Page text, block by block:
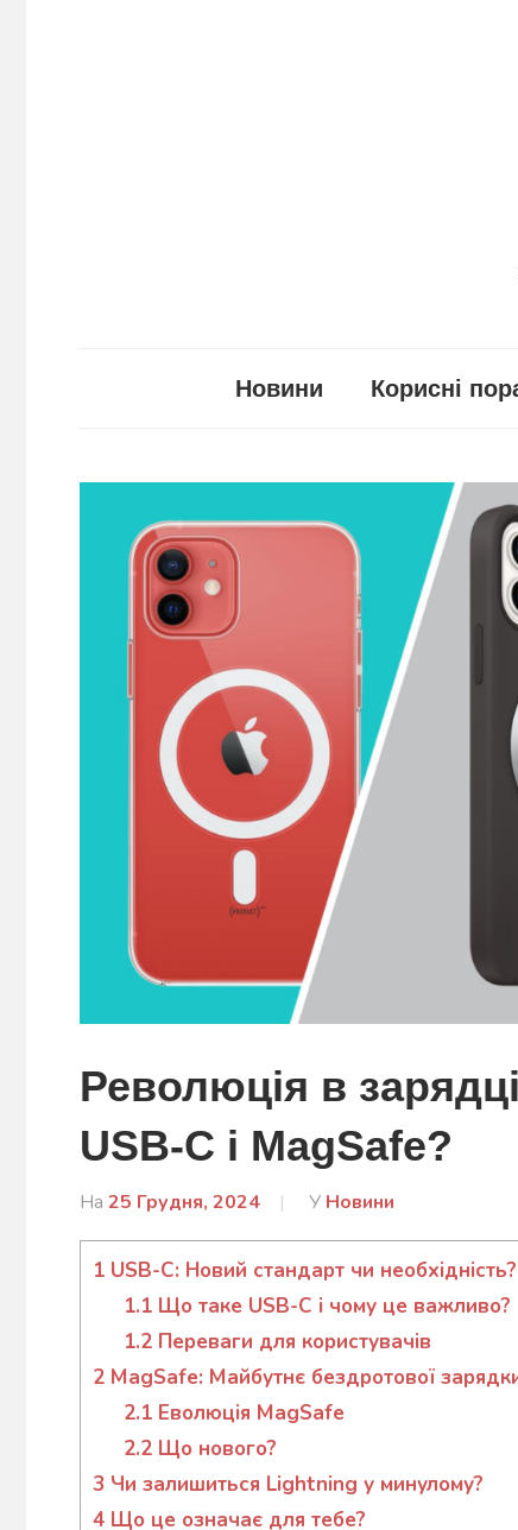
Новини Корисні
Революція в
USB-C і MagSafe?
На 25 Грудня, 2024
Від
admin
У Новини
1 USB-C: Новий стандарт чи необхідність?
1.1Що таке USB-C і чому це важливо?
1.2Переваги для користувачів
2 MagSafe: Майбутнє бездротової
2.1Еволюція MagSafe
2.2Що нового?
3 Чи залишиться Lightning у минулому?
4 Що це означає для тебе?